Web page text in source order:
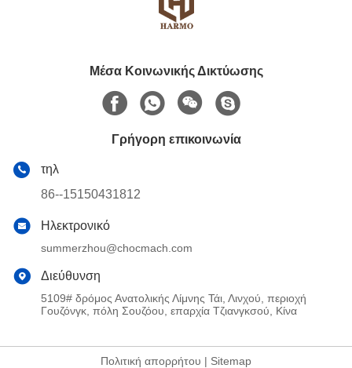
Μέσα Κοινωνικής Δικτύωσης
Γρήγορη επικοινωνία
τηλ
86--15150431812
Ηλεκτρονικό
summerzhou@chocmach.com
Διεύθυνση
5109# δρόμος Ανατολικής Λίμνης Τάι, Λινχού, περιοχή
Γουζόνγκ, πόλη Σουζόου, επαρχία Τζιανγκσού, Κίνα
Πολιτική απορρήτου | Sitemap